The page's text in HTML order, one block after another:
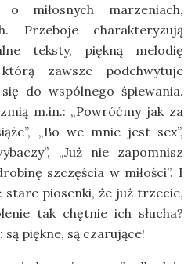
o miłosnych marzeniach,
Przeboje charakteryzują
teksty, piękną melodię
zawsze podchwytuje
do wspólnego śpiewania.
m.in.: „Powróćmy jak za
„Bo we mnie jest sex”,
„Już nie zapomnisz
szczęścia w miłości”. I
stare piosenki, że już trzecie,
tak chętnie ich słucha?
piękne, są czarujące!